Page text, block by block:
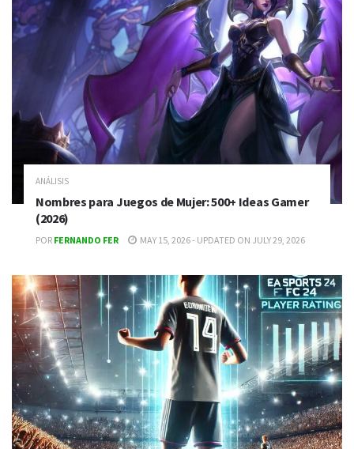
ANÁLISIS
Nombres para Juegos de Mujer: 500+ Ideas Gamer
(2026)
POR FERNANDO FER MAY 15, 2026 - UPDATED ON JULY 29, 2026